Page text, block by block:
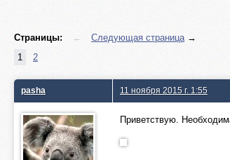
Страницы: ← Следующая страница→
1
2
pasha 11 ноября 2015 г. 1:55
Приветствую.